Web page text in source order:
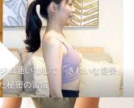
ム通いなしで「きれいな姿勢」
秘密の習慣